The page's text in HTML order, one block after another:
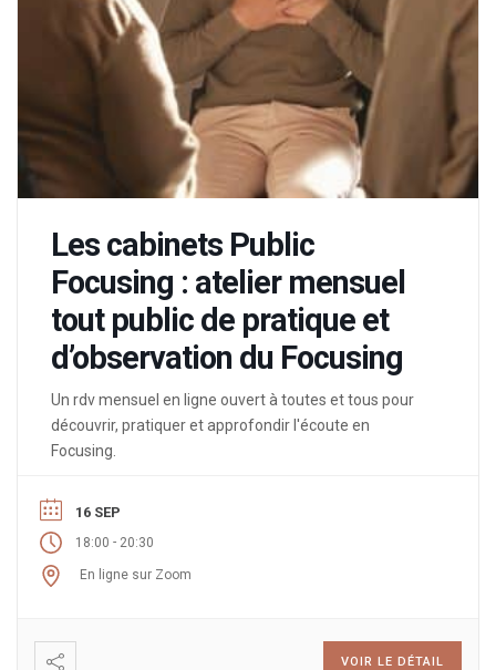
Les cabinets Public
Focusing : atelier mensuel
tout public de pratique et
d’observation du Focusing
Un rdv mensuel en ligne ouvert à toutes et tous pour
découvrir, pratiquer et approfondir l'écoute en
Focusing.
16 SEP
18:00 - 20:30
En ligne sur Zoom
VOIR LE DÉTAIL